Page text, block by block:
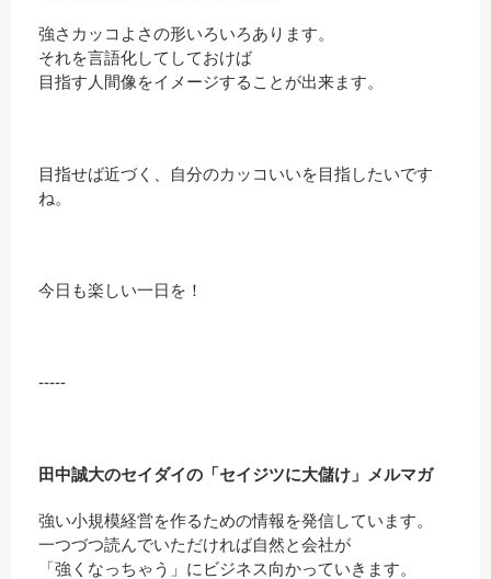
強さカッコよさの形いろいろあります。
それを言語化してしておけば
目指す人間像をイメージすることが出来ます。
目指せば近づく、自分のカッコいいを目指したいです
ね。
今日も楽しい一日を！
-----
田中誠大のセイダイの「セイジツに大儲け」メルマガ
強い小規模経営を作るための情報を発信しています。
一つづつ読んでいただければ自然と会社が
「強くなっちゃう」にビジネス向かっていきます。